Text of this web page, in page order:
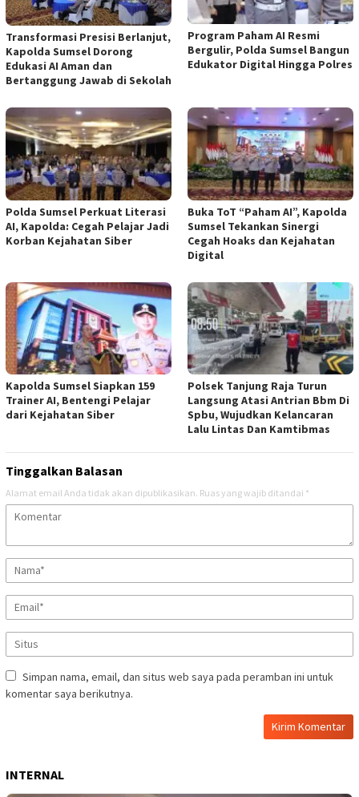
Transformasi Presisi Berlanjut,
Kapolda Sumsel Dorong
Edukasi AI Aman dan
Bertanggung Jawab di Sekolah
Program Paham AI Resmi
Bergulir, Polda Sumsel Bangun
Edukator Digital Hingga Polres
Polda Sumsel Perkuat Literasi
AI, Kapolda: Cegah Pelajar Jadi
Korban Kejahatan Siber
Buka ToT “Paham AI”, Kapolda
Sumsel Tekankan Sinergi
Cegah Hoaks dan Kejahatan
Digital
Kapolda Sumsel Siapkan 159
Trainer AI, Bentengi Pelajar
dari Kejahatan Siber
Polsek Tanjung Raja Turun
Langsung Atasi Antrian Bbm Di
Spbu, Wujudkan Kelancaran
Lalu Lintas Dan Kamtibmas
Tinggalkan Balasan
Alamat email Anda tidak akan dipublikasikan. Ruas yang wajib ditandai *
Simpan nama, email, dan situs web saya pada peramban ini untuk
komentar saya berikutnya.
INTERNAL